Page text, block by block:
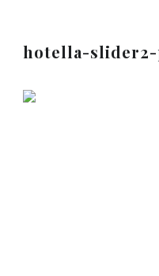
hotella-slider2-